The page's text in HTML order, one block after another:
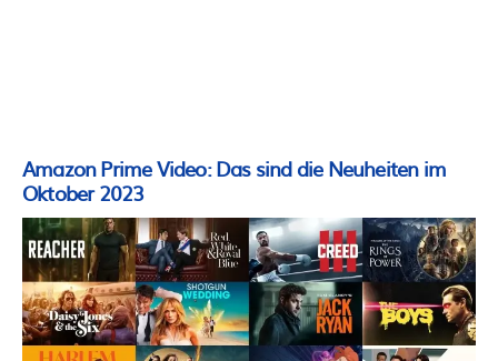
Amazon Prime Video: Das sind die Neuheiten im
Oktober 2023